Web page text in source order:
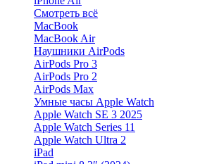
Смотреть всё
MacBook
MacBook Air
Наушники AirPods
AirPods Pro 3
AirPods Pro 2
AirPods Max
Умные часы Apple Watch
Apple Watch SE 3 2025
Apple Watch Series 11
Apple Watch Ultra 2
iPad